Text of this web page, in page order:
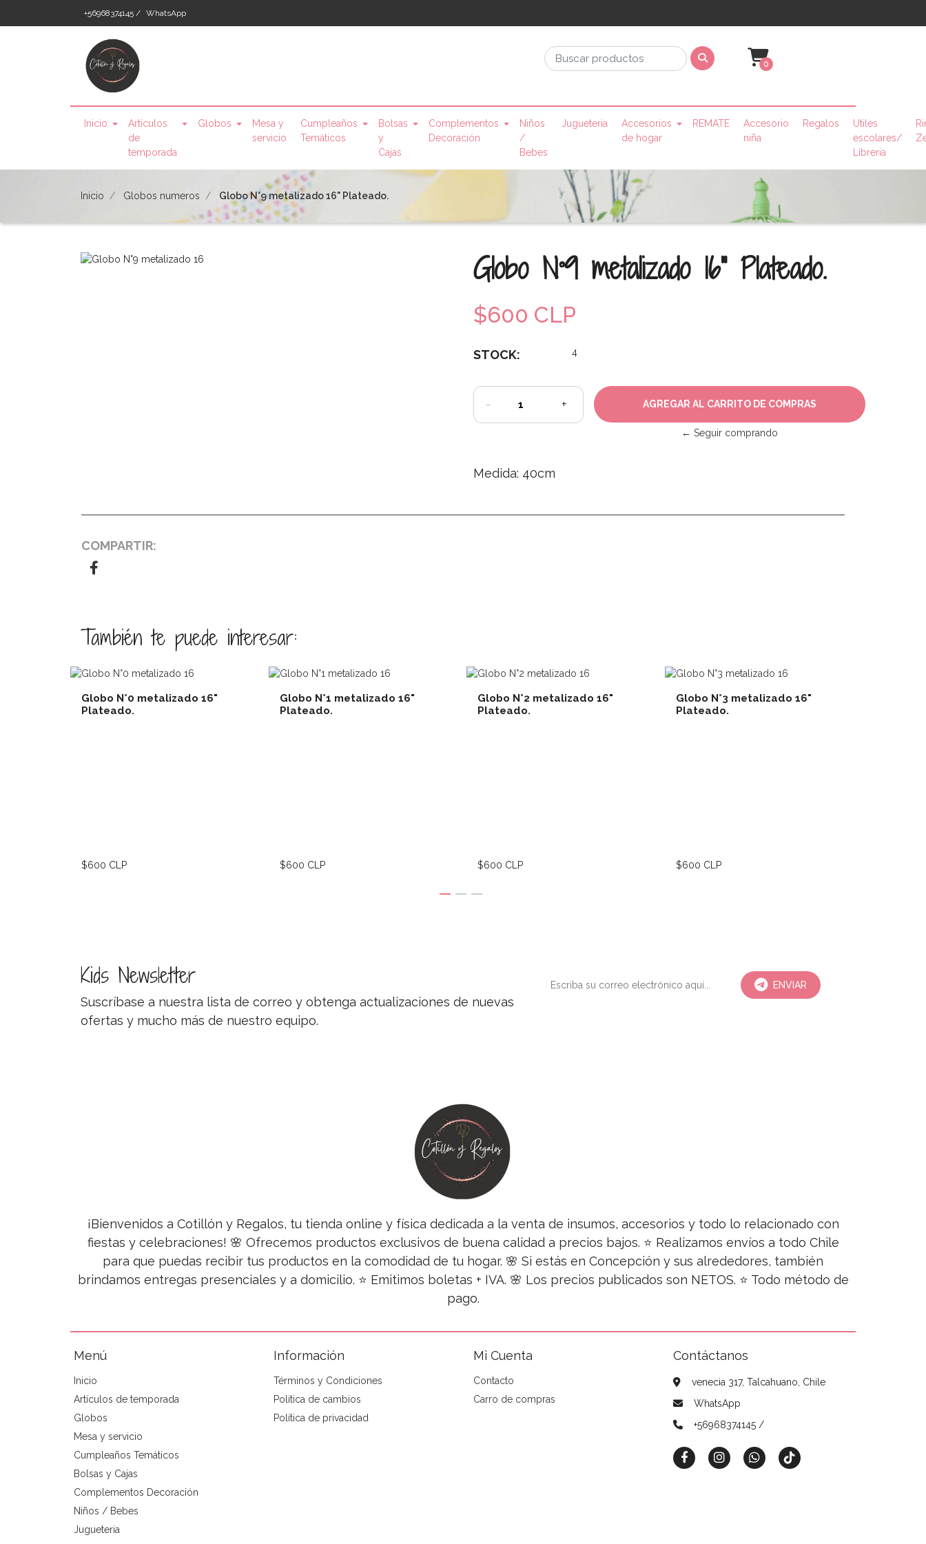
+56968374145 / WhatsApp
0
Inicio
Artículos
de
temporada
Globos
Mesa y
servicio
Cumpleaños
Temáticos
Bolsas
y
Cajas
Complementos
Decoración
Niños
/
Bebes
Jugueteria
Accesorios
de hogar
REMATE
Accesorio
niña
Regalos
Utiles
escolares/
Librería
Inicio Globos numeros Globo N°9 metalizado 16" Plateado.
Globo N°9 metalizado 16" Plateado.
$600 CLP
STOCK: 4
- +
← Seguir comprando
Medida: 40cm
COMPARTIR:
También te puede interesar:
Globo N°0 metalizado 16"
Plateado.
$600 CLP
Globo N°1 metalizado 16"
Plateado.
$600 CLP
Globo N°2 metalizado 16"
Plateado.
$600 CLP
Globo N°3 metalizado 16"
Plateado.
$600 CLP
Kids Newsletter
Suscríbase a nuestra lista de correo y obtenga actualizaciones de nuevas
ofertas y mucho más de nuestro equipo.
ENVIAR
¡Bienvenidos a Cotillón y Regalos, tu tienda online y física dedicada a la venta de insumos, accesorios y todo lo relacionado con
fiestas y celebraciones! 🌸 Ofrecemos productos exclusivos de buena calidad a precios bajos. ⭐ Realizamos envíos a todo Chile
para que puedas recibir tus productos en la comodidad de tu hogar. 🌸 Si estás en Concepción y sus alrededores, también
brindamos entregas presenciales y a domicilio. ⭐ Emitimos boletas + IVA. 🌸 Los precios publicados son NETOS. ⭐ Todo método de
pago.
Menú
Inicio
Artículos de temporada
Globos
Mesa y servicio
Cumpleaños Temáticos
Bolsas y Cajas
Complementos Decoración
Niños / Bebes
Jugueteria
Información
Términos y Condiciones
Política de cambios
Política de privacidad
Mi Cuenta
Contacto
Carro de compras
Contáctanos
venecia 317, Talcahuano, Chile
WhatsApp
+56968374145 /